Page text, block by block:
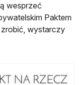
wesprzeć
Paktem
wystarczy